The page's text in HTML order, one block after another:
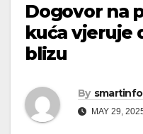
Dogovor na
kuća vjeruje
blizu
By
MAY 29,